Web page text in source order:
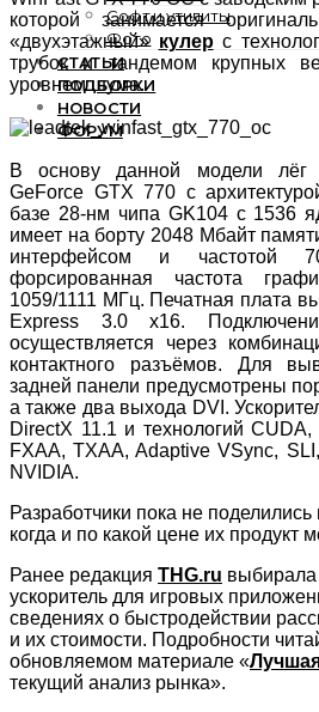
Софт и утилиты
Фото
СТАТЬИ
ПОДБОРКИ
НОВОСТИ
ФОРУМ
которой занимается
«двухэтажный» кулерс
трубок и тандемом крупных
уровнем шума.
В основу данной модели лёг
GeForce GTX 770 с
базе 28-нм чипа GK104 с 1536
имеет на борту 2048 Мбайт
интерфейсом и частотой
форсированная частота
1059/1111 МГц. Печатная плата
Express 3.0 x16.
осуществляется через
контактного разъёмов. Для
задней панели предусмотрены
а также два выхода DVI.
DirectX 11.1 и технологий
FXAA, TXAA, Adaptive VSync,
NVIDIA.
Разработчики пока не
когда и по какой цене их продукт
Ранее редакция THG.ru выбирала
ускоритель для игровых
сведениях о быстродействии
и их стоимости. Подробности
обновляемом материале «
текущий анализ рынка».